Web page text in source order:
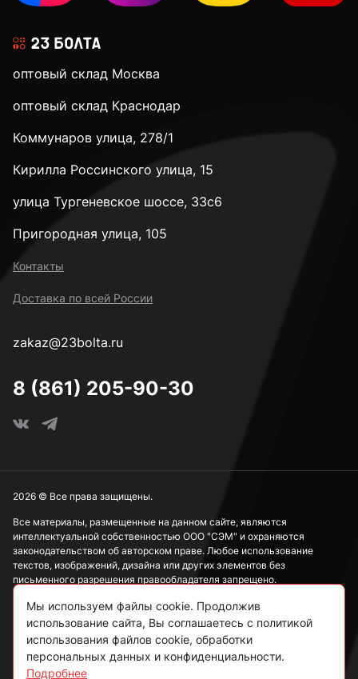
оптовый склад Москва
оптовый склад Краснодар
Коммунаров улица, 278/1
Кирилла Россинского улица, 15
улица Тургеневское шоссе, 33с6
Пригородная улица, 105
Контакты
Доставка по всей России
zakaz@23bolta.ru
8 (861) 205-90-30
Все материалы, размещенные на данном сайте, являются
интеллектуальной собственностью ООО "СЭМ" и охраняются
законодательством об авторском праве. Любое использование
текстов, изображений, дизайна или других элементов без
письменного разрешения правообладателя запрещено.
Информация, представленная на сайте, носит исключительно
ознакомительный характер и не может рассматриваться как
публичная оферта в соответствии со ст. 437 ГК РФ.
Политика конфиденциальности
2026 © Все права защищены.
Мы используем файлы cookie. Продолжив
использование сайта, Вы соглашаетесь с политикой
использования файлов cookie, обработки
персональных данных и конфиденциальности.
Подробнее